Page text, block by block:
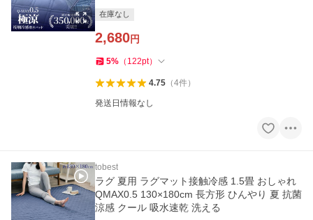
在庫なし
2,680円
5% （ 122pt）
4.75（4件）
発送日情報なし
tobest
ラグ 夏用 ラグマット接触冷感 1.5畳 おしゃれ
QMAX0.5 130×180cm 長方形 ひんやり 夏 抗菌
涼感 クール 吸水速乾 洗える